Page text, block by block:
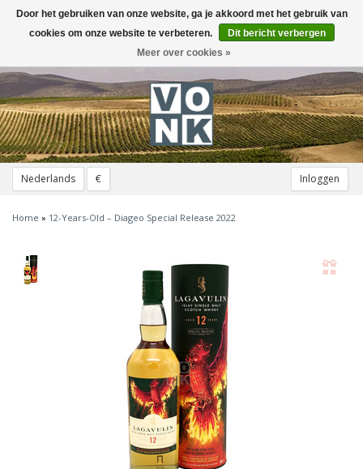
Nederlands € Inloggen
Toggle
navigation
Home » 12-Years-Old – Diageo Special Release 2022
Door het gebruiken van onze website, ga je akkoord met het gebruik van
cookies om onze website te verbeteren.
Dit bericht verbergen
Meer over cookies »